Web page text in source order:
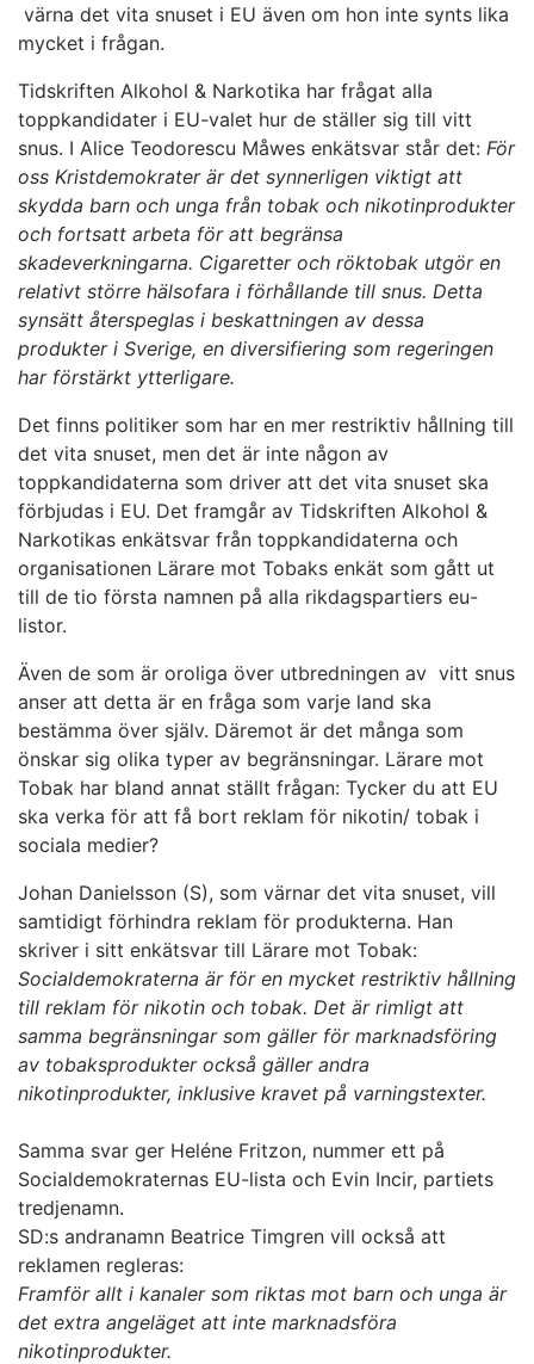
värna det vita snuset i EU även om hon inte synts lika
mycket i frågan.
Tidskriften Alkohol & Narkotika har frågat alla
toppkandidater i EU-valet hur de ställer sig till vitt
snus. I Alice Teodorescu Måwes enkätsvar står det: För
oss Kristdemokrater är det synnerligen viktigt att
skydda barn och unga från tobak och nikotinprodukter
och fortsatt arbeta för att begränsa
skadeverkningarna. Cigaretter och röktobak utgör en
relativt större hälsofara i förhållande till snus. Detta
synsätt återspeglas i beskattningen av dessa
produkter i Sverige, en diversifiering som regeringen
har förstärkt ytterligare.
Det finns politiker som har en mer restriktiv hållning till
det vita snuset, men det är inte någon av
toppkandidaterna som driver att det vita snuset ska
förbjudas i EU. Det framgår av Tidskriften Alkohol &
Narkotikas enkätsvar från toppkandidaterna och
organisationen Lärare mot Tobaks enkät som gått ut
till de tio första namnen på alla rikdagspartiers eu-
listor.
Även de som är oroliga över utbredningen av vitt snus
anser att detta är en fråga som varje land ska
bestämma över själv. Däremot är det många som
önskar sig olika typer av begränsningar. Lärare mot
Tobak har bland annat ställt frågan: Tycker du att EU
ska verka för att få bort reklam för nikotin/ tobak i
sociala medier?
Johan Danielsson (S), som värnar det vita snuset, vill
samtidigt förhindra reklam för produkterna. Han
skriver i sitt enkätsvar till Lärare mot Tobak:
Socialdemokraterna är för en mycket restriktiv hållning
till reklam för nikotin och tobak. Det är rimligt att
samma begränsningar som gäller för marknadsföring
av tobaksprodukter också gäller andra
nikotinprodukter, inklusive kravet på varningstexter.
Samma svar ger Heléne Fritzon, nummer ett på
Socialdemokraternas EU-lista och Evin Incir, partiets
tredjenamn.
SD:s andranamn Beatrice Timgren vill också att
reklamen regleras:
Framför allt i kanaler som riktas mot barn och unga är
det extra angeläget att inte marknadsföra
nikotinprodukter.